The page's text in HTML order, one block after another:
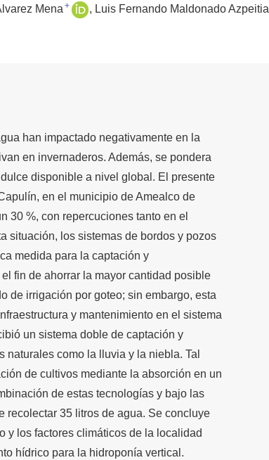
Mena + Luis Fernando Maldonado Azpeitia
han impactado negativamente en la
en invernaderos. Además, se pondera
disponible a nivel global. El presente
en el municipio de Amealco de
30 %, con repercuciones tanto en el
situación, los sistemas de bordos y pozos
medida para la captación y
fin de ahorrar la mayor cantidad posible
de irrigación por goteo; sin embargo, esta
y mantenimiento en el sistema
un sistema doble de captación y
como la lluvia y la niebla. Tal
de cultivos mediante la absorción en un
de estas tecnologías y bajo las
recolectar 35 litros de agua. Se concluye
y los factores climáticos de la localidad
hídrico para la hidroponía vertical.